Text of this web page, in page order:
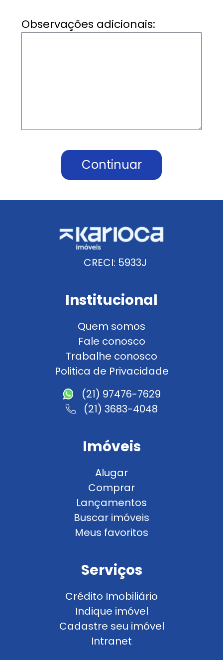
Observações adicionais:
Continuar
CRECI: 5933J
Institucional
Quem somos
Fale conosco
Trabalhe conosco
Politica de Privacidade
(21) 97476-7629
(21) 3683-4048
Imóveis
Alugar
Comprar
Lançamentos
Buscar imóveis
Meus favoritos
Serviços
Crédito Imobiliário
Indique imóvel
Cadastre seu imóvel
Intranet